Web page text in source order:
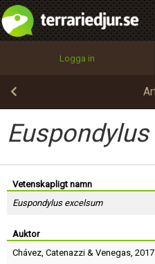
Logga in
Vetenskapligt namn
Euspondylus excelsum
Auktor
Chávez, Catenazzi & Venegas, 2017
integritetspolicy
Namn:
Epost:
Användarnamn:
Lösenord:
Begär nytt lösenord